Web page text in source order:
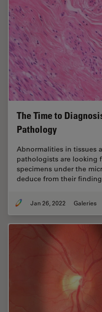
The Time to
Pathology
Abnormalities in tissues
pathologists are looking
specimens under the
deduce from their
Jan 26, 2022 Galeries